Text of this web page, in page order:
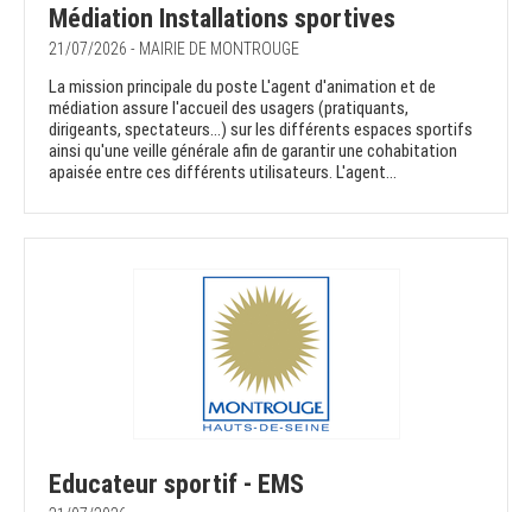
Médiation Installations sportives
21/07/2026 - MAIRIE DE MONTROUGE
La mission principale du poste L'agent d'animation et de
médiation assure l'accueil des usagers (pratiquants,
dirigeants, spectateurs...) sur les différents espaces sportifs
ainsi qu'une veille générale afin de garantir une cohabitation
apaisée entre ces différents utilisateurs. L'agent...
Educateur sportif - EMS